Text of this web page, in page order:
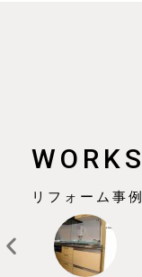
WORKS
リフォーム事例